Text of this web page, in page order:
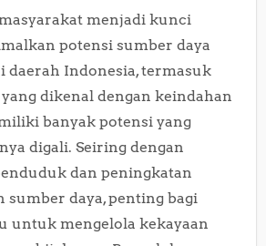
menjadi kunci
potensi sumber daya
daerah Indonesia, termasuk
dikenal dengan keindahan
banyak potensi yang
digali. Seiring dengan
dan peningkatan
sumber daya, penting bagi
untuk mengelola kekayaan